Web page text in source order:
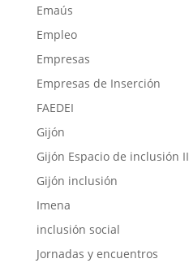
Emaús
Empleo
Empresas
Empresas de Inserción
FAEDEI
Gijón
Gijón Espacio de inclusión II
Gijón inclusión
Imena
inclusión social
Jornadas y encuentros